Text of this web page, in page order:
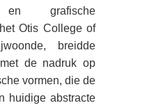
en grafische
Otis College of
breidde
de nadruk op
vormen, die de
huidige abstracte